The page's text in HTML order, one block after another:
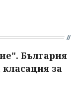
България
за